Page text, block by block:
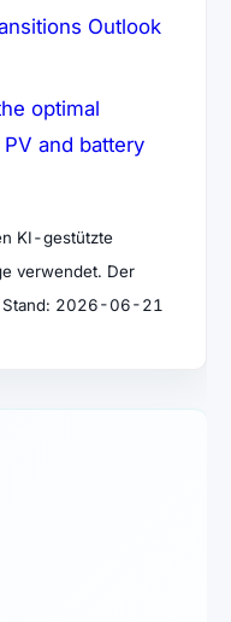
Outlook
in neuem Tab)
optimal
and battery
Tab)
KI-gestützte
verwendet. Der
Stand: 2026-06-21